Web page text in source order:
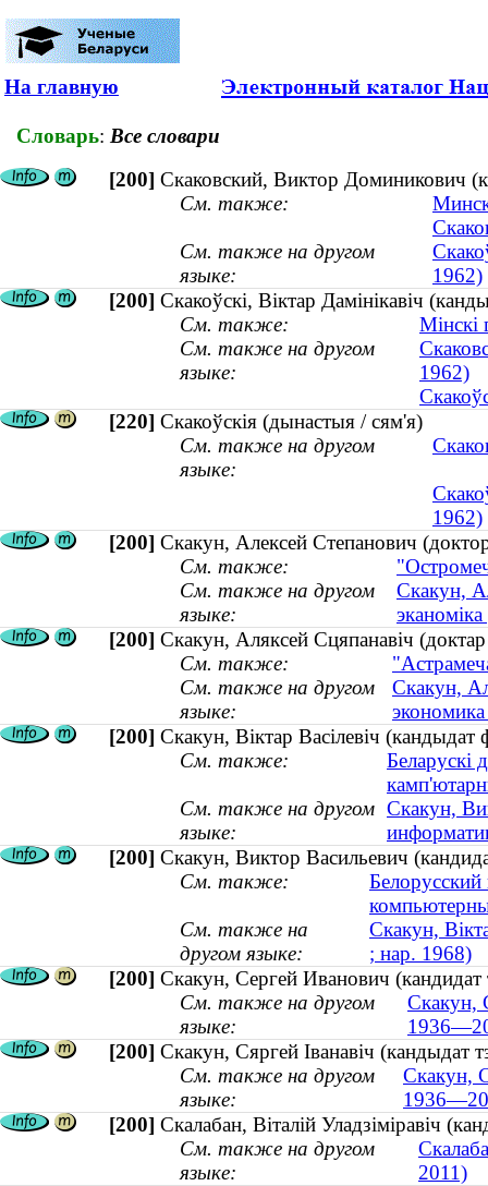
На главную
Словарь: Все словари
[200] Скаковский, Виктор Доминикович
См. также:
См. также на другом
языке:
1962)
[200] Скакоўскі, Віктар Дамінікавіч
См. также:
Мінскі
См. также на другом
языке:
1962)
[220] Скакоўскія (дынастыя / сям'я)
См. также на другом
языке:
1962)
[200] Скакун, Алексей Степанович
См. также:
См. также на другом
языке:
Скакун,
[200] Скакун, Аляксей Сцяпанавіч
См. также:
См. также на другом
языке:
Скакун,
[200] Скакун, Віктар Васілевіч
См. также:
Беларускі
См. также на другом
языке:
Скакун,
[200] Скакун, Виктор Васильевич
См. также:
См. также на
другом языке:
Скакун,
; нар. 1968)
[200] Скакун, Сергей Иванович
См. также на другом
языке:
Скакун,
[200] Скакун, Сяргей Іванавіч
См. также на другом
языке:
Скакун,
[200] Скалабан, Віталій Уладзіміравіч
См. также на другом
языке:
2011)